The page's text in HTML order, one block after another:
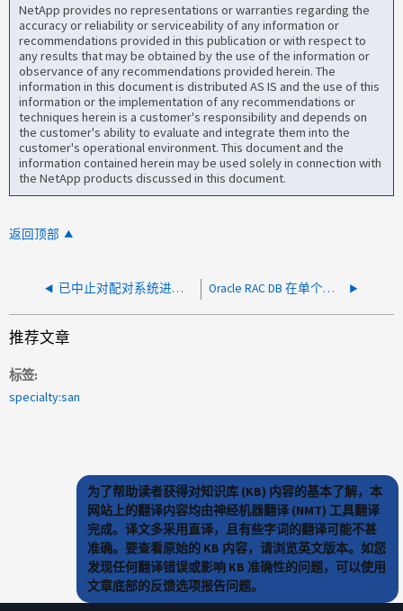
NetApp provides no representations or warranties regarding the
accuracy or reliability or serviceability of any information or
recommendations provided in this publication or with respect to
any results that may be obtained by the use of the information or
observance of any recommendations provided herein. The
information in this document is distributed AS IS and the use of this
information or the implementation of any recommendations or
techniques herein is a customer's responsibility and depends on
the customer's ability to evaluate and integrate them into the
customer's operational environment. This document and the
information contained herein may be used solely in connection with
the NetApp products discussed in this document.
返回顶部
已中止对配对系统进行优化接管、无法禁用BDFU Oracle RAC DB 在单个路径故障后崩溃
推荐文章
标签
specialty:san
为了帮助读者获得对知识库 (KB) 内容的基本了解，本
网站上的翻译内容均由神经机器翻译 (NMT) 工具翻译
完成。译文多采用直译，且有些字词的翻译可能不甚
准确。要查看原始的 KB 内容，请浏览英文版本。如您
发现任何翻译错误或影响 KB 准确性的问题，可以使用
文章底部的反馈选项报告问题。